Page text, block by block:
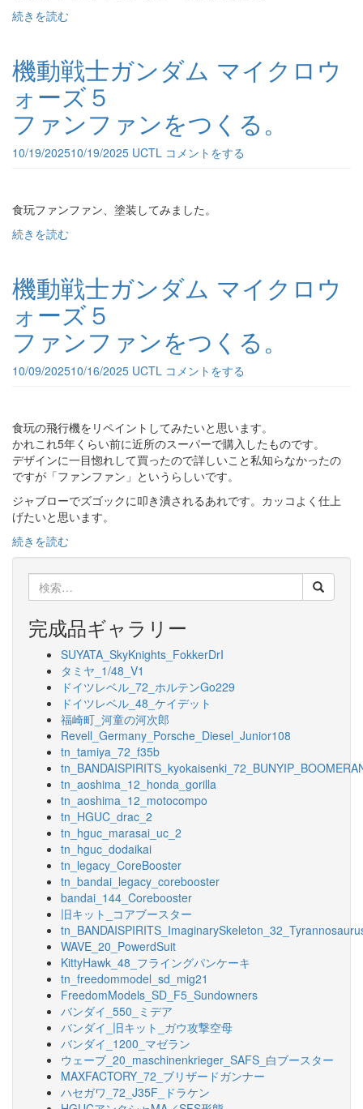
続きを読む
機動戦士ガンダム マイクロウ
ォーズ５
ファンファンをつくる。
10/19/202510/19/2025 UCTL コメントをする
食玩ファンファン、塗装してみました。
続きを読む
機動戦士ガンダム マイクロウ
ォーズ５
ファンファンをつくる。
10/09/202510/16/2025 UCTL コメントをする
食玩の飛行機をリペイントしてみたいと思います。
かれこれ5年くらい前に近所のスーパーで購入したものです。
デザインに一目惚れして買ったので詳しいこと私知らなかったの
ですが「ファンファン」というらしいです。
ジャブローでズゴックに叩き潰されるあれです。カッコよく仕上
げたいと思います。
続きを読む
索:
完成品ギャラリー
SUYATA_SkyKnights_FokkerDrI
タミヤ_1/48_V1
ドイツレベル_72_ホルテンGo229
ドイツレベル_48_ケイデット
福崎町_河童の河次郎
Revell_Germany_Porsche_Diesel_Junior108
tn_tamiya_72_f35b
tn_aoshima_12_honda_gorilla
tn_aoshima_12_motocompo
tn_HGUC_drac_2
tn_hguc_marasai_uc_2
tn_hguc_dodaikai
tn_legacy_CoreBooster
tn_bandai_legacy_corebooster
bandai_144_Corebooster
旧キット_コアブースター
WAVE_20_PowerdSuit
KittyHawk_48_フライングパンケーキ
tn_freedommodel_sd_mig21
FreedomModels_SD_F5_Sundowners
バンダイ_550_ミデア
バンダイ_旧キット_ガウ攻撃空母
バンダイ_1200_マゼラン
ウェーブ_20_maschinenkrieger_SAFS_白ブースター
MAXFACTORY_72_ブリザードガンナー
ハセガワ_72_J35F_ドラケン